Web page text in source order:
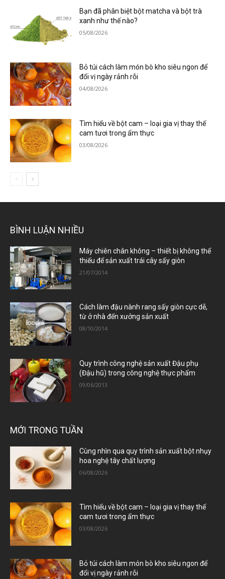
Bạn đã phân biệt bột matcha và bột trà
xanh như thế nào?
05/08/2026
Bỏ túi cách làm món bò kho siêu ngon để
đổi vị ngày rảnh rỗi
04/08/2026
Tìm hiểu về bột cam – loại gia vị thay thế
cam tươi trong ẩm thực
03/08/2026
BÌNH LUẬN NHIỀU
Máy chiên chân không – thiết bị không thể
thiếu để sản xuất trái cây sấy giòn
21/07/2014
Cách làm đậu nành rang sấy giòn cực dễ,
từ ở nhà đến xưởng sản xuất
08/10/2014
Quy trình công nghệ sản xuất Đậu phụ
(Đậu hũ) trong công nghệ thực phẩm
09/06/2013
MỚI TRONG TUẦN
Cùng nhìn qua quy trình sản xuất bột nhụy
hoa nghệ tây chất lượng
06/08/2026
Tìm hiểu về bột cam – loại gia vị thay thế
cam tươi trong ẩm thực
03/08/2026
Bỏ túi cách làm món bò kho siêu ngon để
đổi vị ngày rảnh rỗi